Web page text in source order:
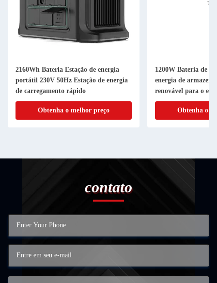
2160Wh Bateria Estação de energia
portátil 230V 50Hz Estação de energia
de carregamento rápido
Obtenha o melhor preço
1200W Bateria de
energia de
renovável para o
Obtenha o
contato